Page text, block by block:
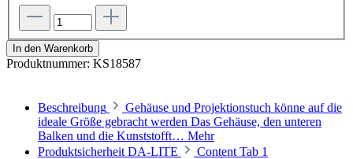
In den Warenkorb
Produktnummer: KS18587
Beschreibung
Gehäuse und Projektionstuch könne auf die
ideale Größe gebracht werden Das Gehäuse, den unteren
Balken und die Kunststofft… Mehr
Produktsicherheit DA-LITE
Content Tab 1